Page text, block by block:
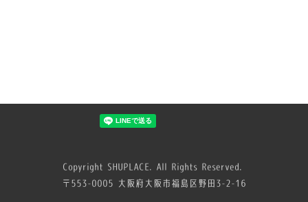
Copyright SHUPLACE. All Rights Reserved.
〒553-0005 大阪府大阪市福島区野田3-2-16